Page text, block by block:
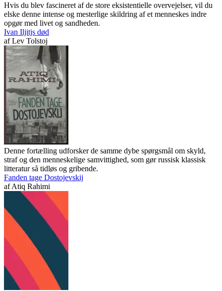
Hvis du blev fascineret af de store eksistentielle overvejelser, vil du
elske denne intense og mesterlige skildring af et menneskes indre
opgør med livet og sandheden.
Ivan Iljitjs død
afLev Tolstoj
Denne fortælling udforsker de samme dybe spørgsmål om skyld,
straf og den menneskelige samvittighed, som gør russisk klassisk
litteratur så tidløs og gribende.
Fanden tage Dostojevskij
afAtiq Rahimi